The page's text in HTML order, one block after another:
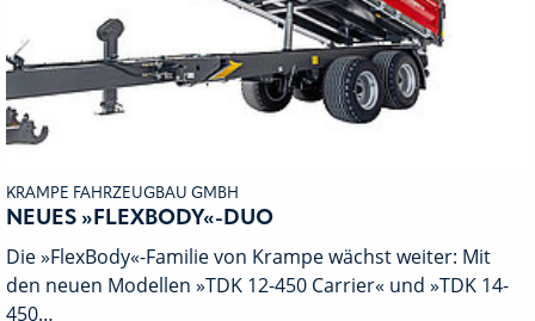
KRAMPE FAHRZEUGBAU GMBH
NEUES »FLEXBODY«-DUO
Die »FlexBody«-Familie von Krampe wächst weiter: Mit
den neuen Modellen »TDK 12-450 Carrier« und »TDK 14-
450…